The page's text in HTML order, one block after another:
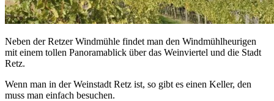
Neben der Retzer Windmühle findet man den Windmühlheurigen
mit einem tollen Panoramablick über das Weinviertel und die Stadt
Retz.
Wenn man in der Weinstadt Retz ist, so gibt es einen Keller, den
muss man einfach besuchen.